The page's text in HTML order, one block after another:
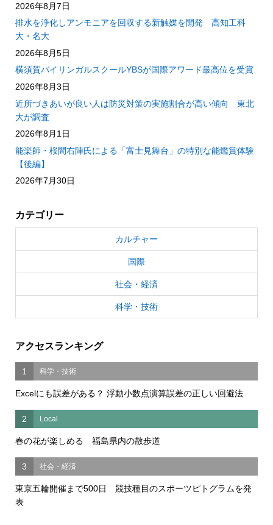
2026年8月7日
排水を浄化しアンモニアを回収する新触媒を開発 高知工科
大・名大
2026年8月5日
横須賀バイリンガルスクールYBSが国際アワード最高位を受賞
2026年8月3日
近所づきあいが良い人は防災対策の実施割合が高い傾向 東北
大が調査
2026年8月1日
能楽師・桜間右陣氏による「富士見舞台」の特別な能鑑賞体験
【後編】
2026年7月30日
カテゴリー
カルチャー
国際
社会・経済
科学・技術
アクセスランキング
1 科学・技術
Excelにも誤差がある？ 浮動小数点演算誤差の正しい回避法
2 Local
春の花が楽しめる 福島県内の散歩道
3 社会・経済
東京五輪開催まで500日 競技種目のスポーツピトグラムを発
表